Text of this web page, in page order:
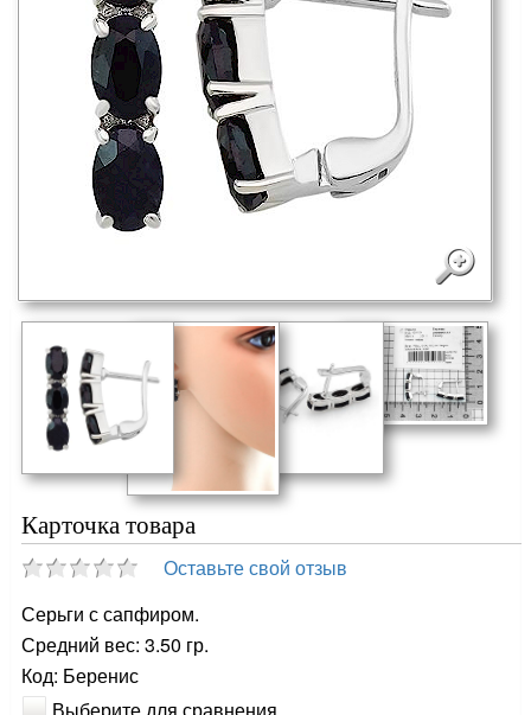
Карточка товара
Оставьте свой отзыв
Серьги с сапфиром.
Средний вес: 3.50 гр.
Код: Беренис